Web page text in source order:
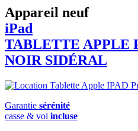
Appareil neuf
iPad
TABLETTE APPLE
NOIR SIDÉRAL
Garantie sérénité
casse & vol incluse